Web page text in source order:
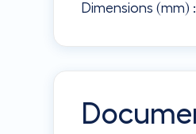
Dimensions (mm)